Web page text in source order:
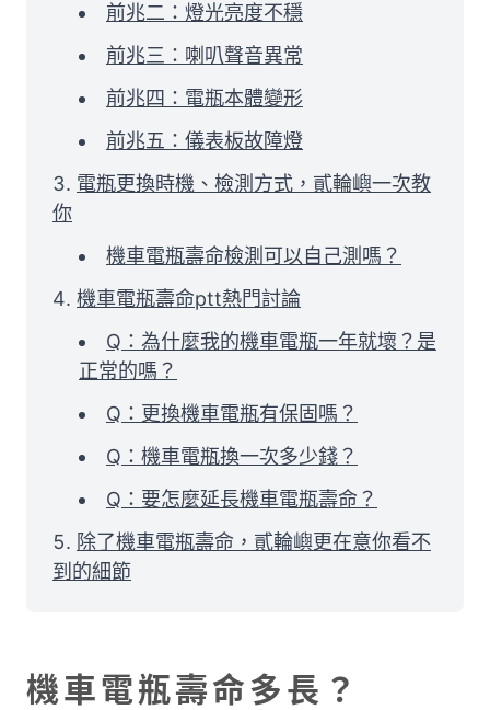
前兆二：燈光亮度不穩
前兆三：喇叭聲音異常
前兆四：電瓶本體變形
前兆五：儀表板故障燈
電瓶更換時機、檢測方式，貳輪嶼一次教
你
機車電瓶壽命檢測可以自己測嗎？
機車電瓶壽命ptt熱門討論
Q：為什麼我的機車電瓶一年就壞？是
正常的嗎？
Q：更換機車電瓶有保固嗎？
Q：機車電瓶換一次多少錢？
Q：要怎麼延長機車電瓶壽命？
除了機車電瓶壽命，貳輪嶼更在意你看不
到的細節
機車電瓶壽命多長？